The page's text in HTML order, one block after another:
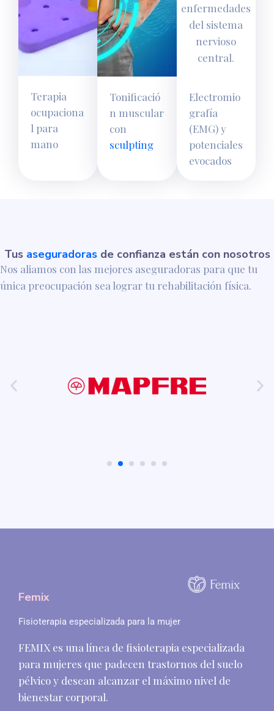
Terapia
ocupaciona
l para
mano
Tonificació
n muscular
con
sculpting
Electromio
grafía
(EMG) y
potenciales
evocados
Tus aseguradorasde confianza están con nosotros
Nos aliamos con las mejores aseguradoras para que tu
única preocupación sea lograr tu rehabilitación física.
Femix
Fisioterapia especializada para la mujer
FEMIX es una línea de fisioterapia especializada
para mujeres que padecen trastornos del suelo
pélvico y desean alcanzar el máximo nivel de
bienestar corporal.